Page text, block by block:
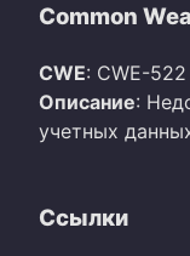
Common
CWE: CWE-522
Описание:
учетных
Ссылки